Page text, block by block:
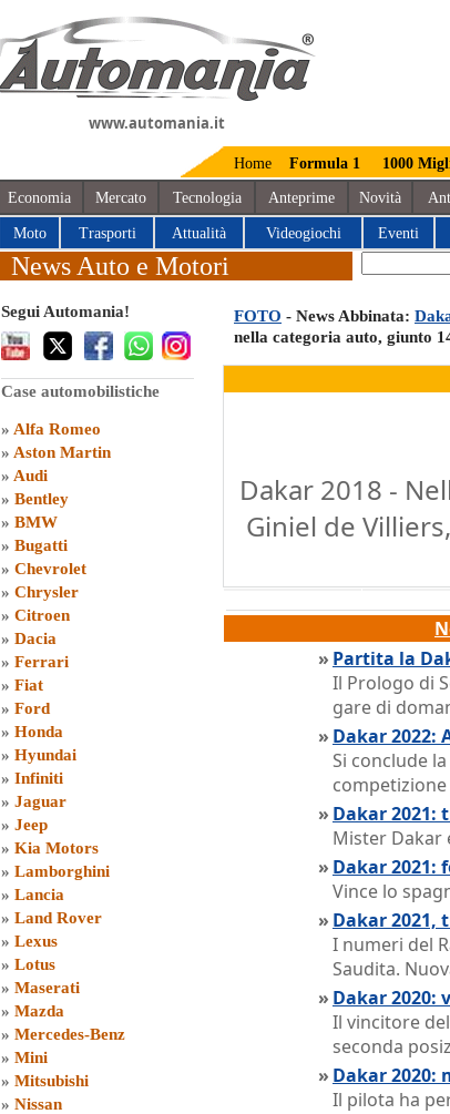
www.automania.it
Home Formula 1 1000
Economia Mercato Tecnologia Anteprime Novità
Moto Trasporti Attualità Videogiochi Eventi
News Auto e Motori
Segui Automania!
Case automobilistiche
» Alfa Romeo
» Aston Martin
» Audi
» Bentley
» BMW
» Bugatti
» Chevrolet
» Chrysler
» Citroen
» Dacia
» Ferrari
» Fiat
» Ford
» Honda
» Hyundai
» Infiniti
» Jaguar
» Jeep
» Kia Motors
» Lamborghini
» Lancia
» Land Rover
» Lexus
» Lotus
» Maserati
» Mazda
» Mercedes-Benz
» Mini
» Mitsubishi
» Nissan
FOTO - News Abbinata:
nella categoria auto, giunto
Dakar 2018 -
Giniel de
» Partita la
Il Prologo di
gare di
» Dakar 2022:
Si conclude
competizione
» Dakar 2021:
Mister Dakar
» Dakar 2021:
Vince lo
» Dakar 2021,
I numeri del
Saudita.
» Dakar 2020:
Il vincitore
seconda
» Dakar 2020:
Il pilota ha